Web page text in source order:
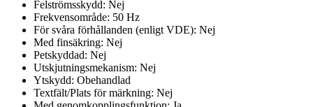
Felströmsskydd: Nej
Frekvensområde: 50 Hz
För svåra förhållanden (enligt VDE): Nej
Med finsäkring: Nej
Petskyddad: Nej
Utskjutningsmekanism: Nej
Ytskydd: Obehandlad
Textfält/Plats för märkning: Nej